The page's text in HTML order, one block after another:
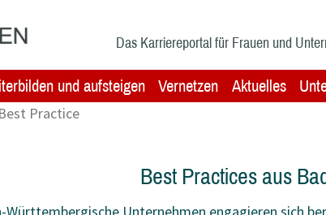
Das Karriereportal für Frauen und
und aufsteigen Vernetzen Aktuelles
Best Practice
Best Practices aus